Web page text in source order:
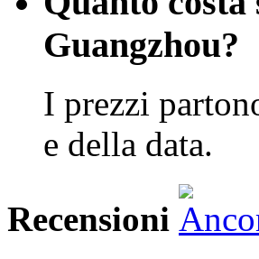
Guangzhou?
I prezzi
e della data.
Recensioni